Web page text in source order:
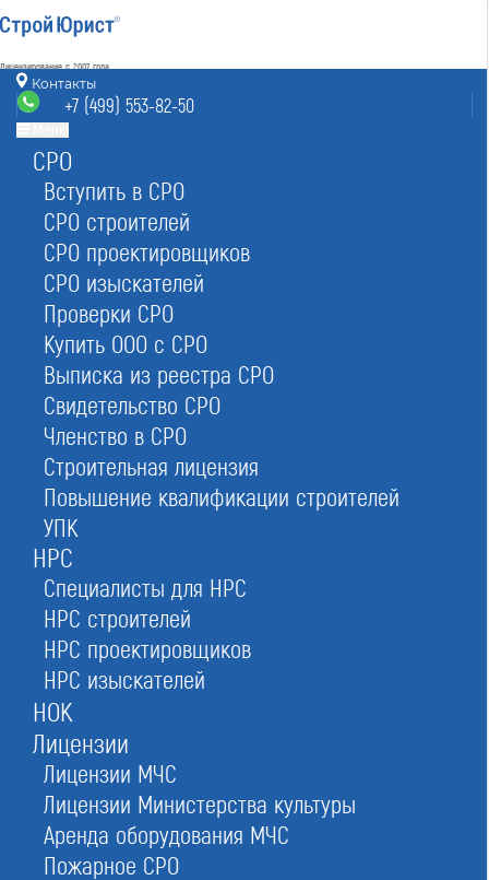
Лицензирование с 2007 года
4.93
Наш рейтинг
80отзывов
8 (800) 700-15-25
без выходных 7:00-20:00
+7 (499) 553-82-50
Москва, ст. м.«Баррикадная»,
ул. Большая Грузинская 12, строение 2, офис 9
Контакты
+7 (499) 553-82-50
СРО
Вступить в СРО
СРО строителей
СРО проектировщиков
СРО изыскателей
Проверки СРО
Купить ООО с СРО
Выписка из реестра СРО
Свидетельство СРО
Членство в СРО
Строительная лицензия
Повышение квалификации строителей
УПК
НРС
Специалисты для НРС
НРС строителей
НРС проектировщиков
НРС изыскателей
НОК
Лицензии
Лицензии МЧС
Лицензии Министерства культуры
Аренда оборудования МЧС
Пожарное СРО
Главная Реестр СРО
Реестр СРО
Стать членом саморегулируемой организации
(СРО) и получить право на строительство,
проектирование и изыскания для капстроя
Оставьте заявку прямо сейчас